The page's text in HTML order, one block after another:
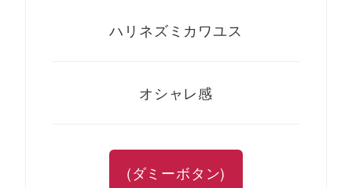
ハリネズミカワユス
オシャレ感
(ダミーボタン)